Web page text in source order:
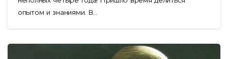
опытом и знаниями. В...